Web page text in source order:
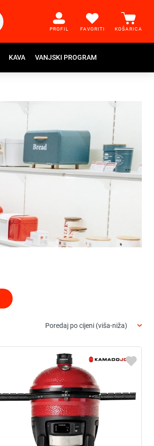
PROFIL FAVORITI KOŠARICA
KAVA VANJSKI PROGRAM
Poredaj po cijeni (viša-niža)